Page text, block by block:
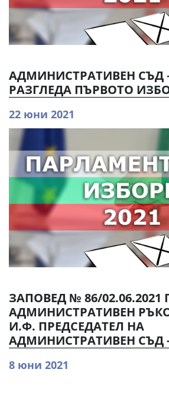
АДМИНИСТРАТИВЕН СЪД
РАЗГЛЕДА ПЪРВОТО
22 юни 2021
ЗАПОВЕД № 86/02.06.2021
АДМИНИСТРАТИВЕН
И.Ф. ПРЕДСЕДАТЕЛ НА
АДМИНИСТРАТИВЕН СЪД
8 юни 2021